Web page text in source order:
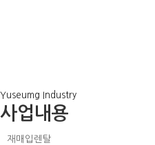
Yuseumg Industry
사업내용
재매입렌탈